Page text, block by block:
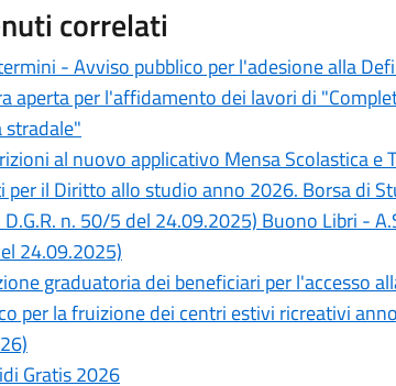
correlati
- Avviso pubblico per l'adesione alla
aperta per l'affidamento dei lavori di
stradale"
al nuovo applicativo Mensa Scolastica e
per il Diritto allo studio anno 2026. Borsa di
n. 50/5 del 24.09.2025) Buono Libri -
24.09.2025)
graduatoria dei beneficiari per l'accesso
per la fruizione dei centri estivi ricreativi
Gratis 2026